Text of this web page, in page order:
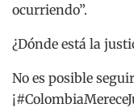
ocurriendo”.
¿Dónde está la
No es posible